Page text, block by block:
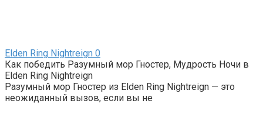
Elden Ring Nightreign 0
Как победить Разумный мор Гностер, Мудрость Ночи в
Elden Ring Nightreign
Разумный мор Гностер из Elden Ring Nightreign — это
неожиданный вызов, если вы не